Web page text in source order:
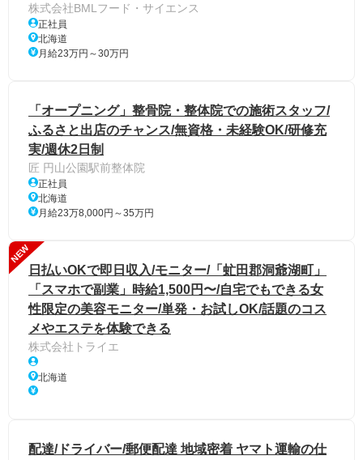
株式会社BMLフード・サイエンス
正社員
北海道
月給23万円～30万円
「オープニング」整骨院・整体院での施術スタッフ/
ふるさと出店のチャンス/無資格・未経験OK/研修充
実/週休2日制
匠 円山公園駅前整体院
正社員
北海道
月給23万8,000円～35万円
NEW
日払いOKで即日収入/モニター/「虻田郡洞爺湖町」
「スマホで副業」時給1,500円〜/自宅でもできる女
性限定の美容モニター/単発・お試しOK/話題のコス
メやエステを体験できる
株式会社トライエ
北海道
配達/ドライバー/郵便配達 地域密着 ヤマト運輸の仕